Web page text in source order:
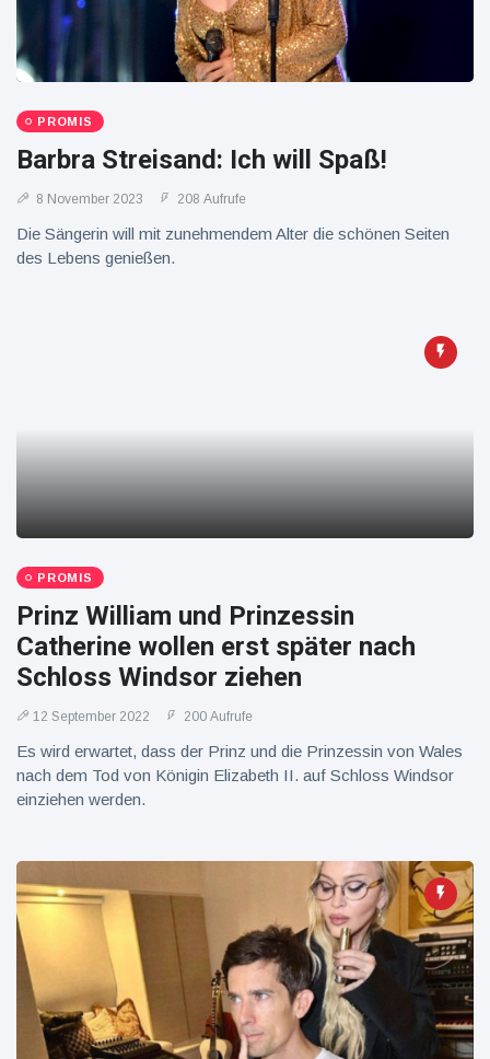
Warnung
und Hitze
in New
York
Aufrufe
PROMIS
Barbra Streisand: Ich will Spaß!
8 November 2023 208 Aufrufe
Die Sängerin will mit zunehmendem Alter die schönen Seiten
des Lebens genießen.
PROMIS
Prinz William und Prinzessin
Catherine wollen erst später nach
Schloss Windsor ziehen
12 September 2022 200 Aufrufe
Es wird erwartet, dass der Prinz und die Prinzessin von Wales
nach dem Tod von Königin Elizabeth II. auf Schloss Windsor
einziehen werden.